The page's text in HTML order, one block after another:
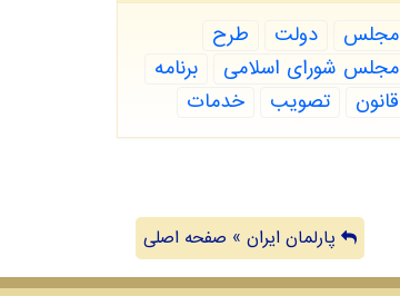
مجلس دولت
طرح
مجلس شورای اسلامی
برنامه
قانون
تصویب خدمات
پارلمان ایران » صفحه اصلی